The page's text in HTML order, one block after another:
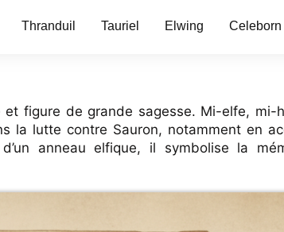
Thranduil Tauriel Elwing Celeborn
figure de grande sagesse. Mi-elfe, mi-
la lutte contre Sauron, notamment en
anneau elfique, il symbolise la